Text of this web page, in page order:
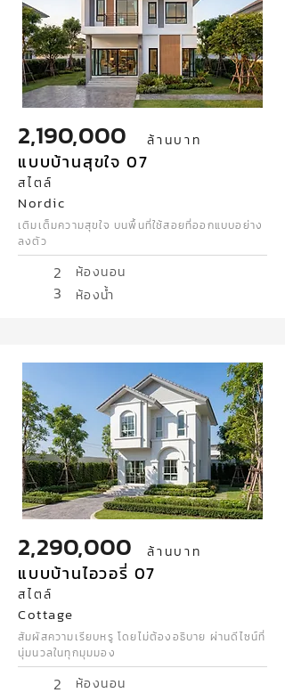
2,190,000 ล้านบาท
แบบบ้านสุขใจ 07
สไตล์
Nordic
เติมเต็มความสุขใจ บนพื้นที่ใช้สอยที่ออกแบบอย่าง
ลงตัว
2 ห้องนอน
3 ห้องน้ำ
2,290,000 ล้านบาท
แบบบ้านไอวอรี่ 07
สไตล์
Cottage
สัมผัสความเรียบหรู โดยไม่ต้องอธิบาย ผ่านดีไซน์ที่
นุ่มนวลในทุกมุมมอง
2 ห้องนอน